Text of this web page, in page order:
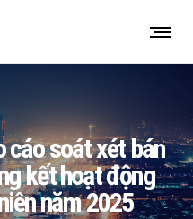
cáo soát xét bán
kết hoạt động
năm 2025